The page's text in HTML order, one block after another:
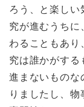
ろう、と楽しい
究が進むうちに
わることもあり
究は誰かがする
進まないものな
りましたし、物